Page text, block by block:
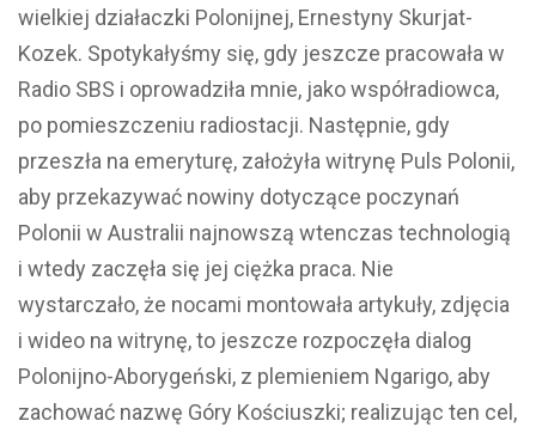
wielkiej działaczki Polonijnej, Ernestyny Skurjat-
Kozek. Spotykałyśmy się, gdy jeszcze pracowała w
Radio SBS i oprowadziła mnie, jako współradiowca,
po pomieszczeniu radiostacji. Następnie, gdy
przeszła na emeryturę, założyła witrynę Puls Polonii,
aby przekazywać nowiny dotyczące poczynań
Polonii w Australii najnowszą wtenczas technologią
i wtedy zaczęła się jej ciężka praca. Nie
wystarczało, że nocami montowała artykuły, zdjęcia
i wideo na witrynę, to jeszcze rozpoczęła dialog
Polonijno-Aborygeński, z plemieniem Ngarigo, aby
zachować nazwę Góry Kościuszki; realizując ten cel,